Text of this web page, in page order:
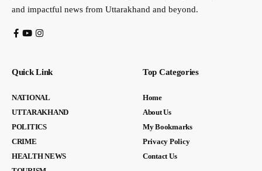
and impactful news from Uttarakhand and beyond.
Quick Link
NATIONAL
UTTARAKHAND
POLITICS
CRIME
HEALTH NEWS
Top Categories
Home
About Us
My Bookmarks
Privacy Policy
Contact Us